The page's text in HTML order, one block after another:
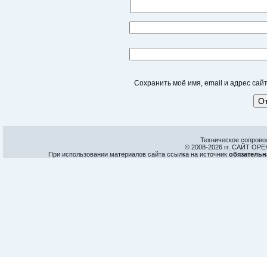
Сохранить моё имя, email и адрес
Техническое
© 2008-2026 гг. САЙТ
При использовании материалов сайта ссылка на источник